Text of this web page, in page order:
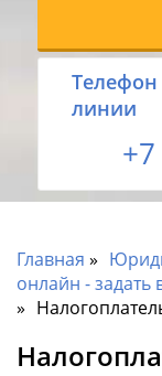
Tелефон
линии
Главная
онлайн - задать